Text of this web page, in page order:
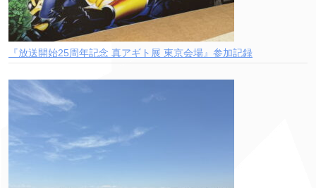
『放送開始25周年記念 真アギト展 東京会場』参加記録